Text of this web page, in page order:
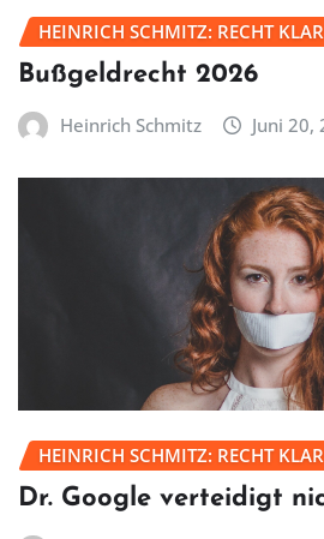
HEINRICH SCHMITZ: RECHT KLAR
Bußgeldrecht 2026
Heinrich Schmitz Juni 20,
HEINRICH SCHMITZ: RECHT KLAR
Dr. Google verteidigt